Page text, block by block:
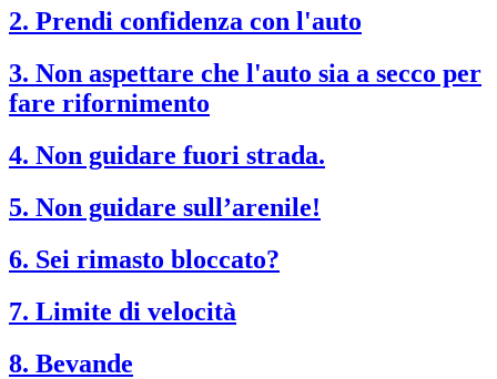
2. Prendi confidenza con l'auto
3. Non aspettare che l'auto sia a secco per
fare rifornimento
4. Non guidare fuori strada.
5. Non guidare sull’arenile!
6. Sei rimasto bloccato?
7. Limite di velocità
8. Bevande